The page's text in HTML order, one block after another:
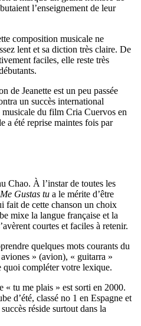
l’enseignement de leur
composition musicale ne
lent et sa diction très claire. De
faciles, elle reste très
de Jeanette est un peu passée
un succès international
musicale du film Cria Cuervos en
a été reprise maintes fois par
Chao. À l’instar de toutes les
Me Gustas tu a le mérite d’être
fait de cette chanson un choix
mixe la langue française et la
courtes et faciles à retenir.
quelques mots courants du
» (avion), « guitarra »
compléter votre lexique.
« tu me plais » est sorti en 2000.
d’été, classé no 1 en Espagne et
réside surtout dans la